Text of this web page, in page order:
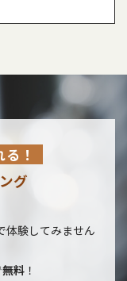
！
グ
体験してみません
無料 ！